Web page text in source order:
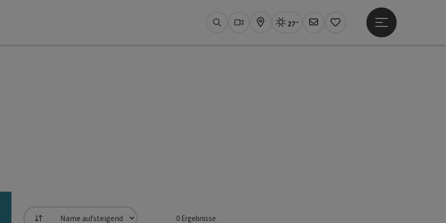
SuchenWebcams
KarteAktuelles Wetter Linz, sonnig
27°
Newsletter
Merkzettel
Hauptmenü öffnen
0Ergebnisse